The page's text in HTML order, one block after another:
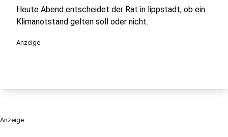
Heute Abend entscheidet der Rat in lippstadt, ob ein
Klimanotstand gelten soll oder nicht.
Anzeige
Anzeige